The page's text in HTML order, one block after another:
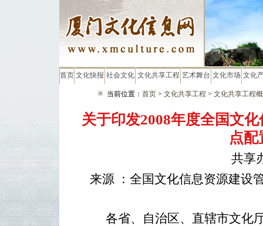
首页 文化快报 社会文化 文化共享工程 艺术舞台 文化市场 文化
当前位置： 首页> 文化共享工程 > 文化共享工程
关于印发2008年度全国文
点配
共享
来源 ：全国文化信息资源建设
各省、自治区、直辖市文化厅